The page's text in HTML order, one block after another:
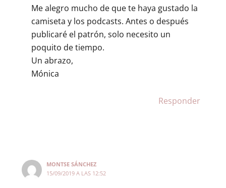
Me alegro mucho de que te haya gustado la
camiseta y los podcasts. Antes o después
publicaré el patrón, solo necesito un
poquito de tiempo.
Un abrazo,
Mónica
Responder
MONTSE SÁNCHEZ
15/09/2019 A LAS 12:52